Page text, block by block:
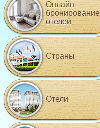
Онлайн
бронирование
отелей
Страны
Отели